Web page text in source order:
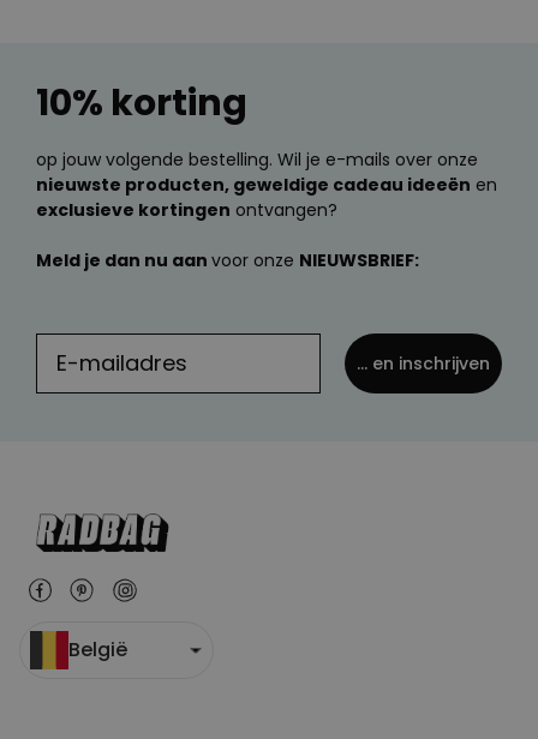
10% korting
op jouw volgende bestelling. Wil je e-mails over onze
nieuwste producten, geweldige cadeau ideeën en
exclusieve kortingen ontvangen?
Meld je dan nu aan voor onze NIEUWSBRIEF:
... en inschrijven
België